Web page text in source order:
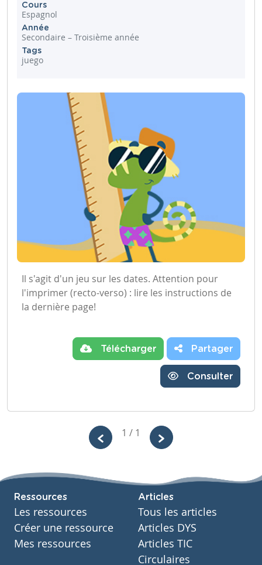
Cours
Espagnol
Année
Secondaire – Troisième année
Tags
juego
Il s'agit d'un jeu sur les dates. Attention pour
l'imprimer (recto-verso) : lire les instructions de
la dernière page!
Télécharger Partager
Consulter
1 / 1
Ressources
Les ressources
Créer une ressource
Mes ressources
Articles
Tous les articles
Articles DYS
Articles TIC
Circulaires